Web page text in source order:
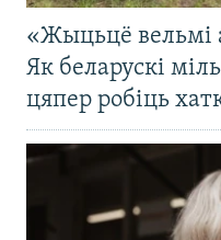
«Жыцьцё вельмі
Як беларускі
цяпер робіць